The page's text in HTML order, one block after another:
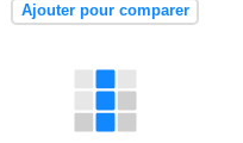
Ajouter pour comparer